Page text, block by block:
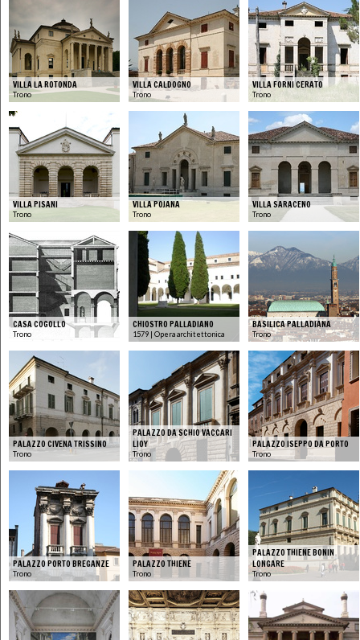
VILLA LA ROTONDA
Trono
VILLA CALDOGNO
Trono
VILLA FORNI CERATO
Trono
VILLA PISANI
Trono
VILLA POJANA
Trono
VILLA SARACENO
Trono
CASA COGOLLO
Trono
CHIOSTRO PALLADIANO
1579 | Opera architettonica
BASILICA PALLADIANA
Trono
PALAZZO CIVENA TRISSINO
Trono
PALAZZO DA SCHIO VACCARI
LIOY
Trono
PALAZZO ISEPPO DA PORTO
Trono
PALAZZO PORTO BREGANZE
Trono
PALAZZO THIENE
Trono
PALAZZO THIENE BONIN
LONGARE
Trono